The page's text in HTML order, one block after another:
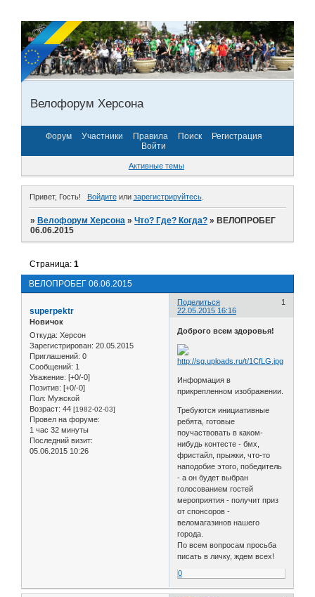
Велофорум Херсона
Форум Участники Правила Поиск
Регистрация
Войти
Активные темы
Привет, Гость! Войдитеили зарегистрируйтесь.
»Велофорум Херсона »Что? Где? Когда? »ВЕЛОПРОБЕГ
06.06.2015
ВЕЛОПРОБЕГ 06.06.2015
Страница:1
Поделиться
1
22.05.2015 16:16
superpektr
Новичок
Откуда: Херсон
Зарегистрирован: 20.05.2015
Приглашений: 0
Сообщений: 1
Уважение: [+0/-0]
Позитив: [+0/-0]
Пол: Мужской
Возраст: 44 [1982-02-03]
Провел на форуме:
1 час 32 минуты
Последний визит:
05.06.2015 10:26
Доброго всем здоровья!
Информация в
прикрепленном изображении.
Требуются инициативные
ребята, готовые
поучаствовать в каком-
нибудь контесте - бмх,
фристайл, прыжки, что-то
наподобие этого, победитель
- а он будет выбран
голосованием гостей
мероприятия - получит приз
от спонсоров -
веломагазинов нашего
города.
По всем вопросам просьба
писать в личку, ждем всех!
0